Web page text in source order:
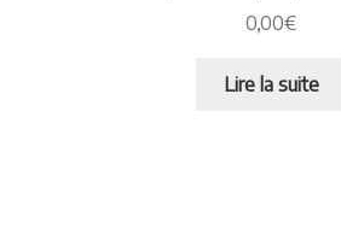
0,00€
Lire la suite